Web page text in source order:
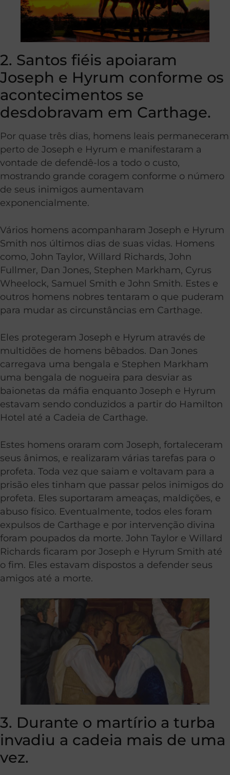
2. Santos fiéis apoiaram
Joseph e Hyrum conforme os
acontecimentos se
desdobravam em Carthage.
Por quase três dias, homens leais permaneceram
perto de Joseph e Hyrum e manifestaram a
vontade de defendê-los a todo o custo,
mostrando grande coragem conforme o número
de seus inimigos aumentavam
exponencialmente.
Vários homens acompanharam Joseph e Hyrum
Smith nos últimos dias de suas vidas. Homens
como, John Taylor, Willard Richards, John
Fullmer, Dan Jones, Stephen Markham, Cyrus
Wheelock, Samuel Smith e John Smith. Estes e
outros homens nobres tentaram o que puderam
para mudar as circunstâncias em Carthage.
Eles protegeram Joseph e Hyrum através de
multidões de homens bêbados. Dan Jones
carregava uma bengala e Stephen Markham
uma bengala de nogueira para desviar as
baionetas da máfia enquanto Joseph e Hyrum
estavam sendo conduzidos a partir do Hamilton
Hotel até a Cadeia de Carthage.
Estes homens oraram com Joseph, fortaleceram
seus ânimos, e realizaram várias tarefas para o
profeta. Toda vez que saiam e voltavam para a
prisão eles tinham que passar pelos inimigos do
profeta. Eles suportaram ameaças, maldições, e
abuso físico. Eventualmente, todos eles foram
expulsos de Carthage e por intervenção divina
foram poupados da morte. John Taylor e Willard
Richards ficaram por Joseph e Hyrum Smith até
o fim. Eles estavam dispostos a defender seus
amigos até a morte.
3. Durante o martírio a turba
invadiu a cadeia mais de uma
vez.